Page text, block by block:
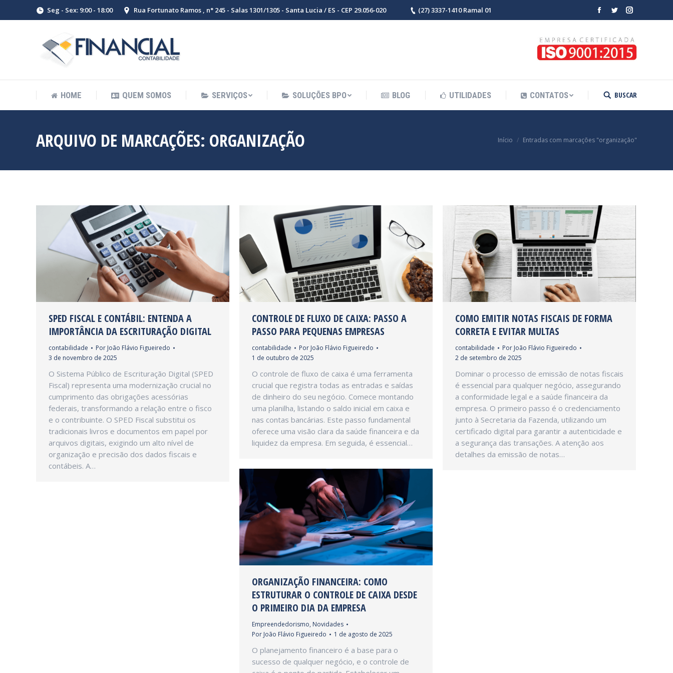
Seg - Sex: 9:00 - 18:00 Rua Fortunato Ramos , n° 245 - Salas 1301/1305 - Santa Lucia / ES - CEP 29.056-020 (27) 3337-1410 Ramal 01
Facebook
TwitterInstagram
HOME QUEM SOMOS SERVIÇOS SOLUÇÕES BPO BLOG UTILIDADES CONTATOS Search:
BUSCAR
ARQUIVO DE MARCAÇÕES: ORGANIZAÇÃO Início Entradas com marcações "organização"
SPED FISCAL E CONTÁBIL: ENTENDA A
IMPORTÂNCIA DA ESCRITURAÇÃO DIGITAL
contabilidade Por João Flávio Figueiredo
3 de novembro de 2025
O Sistema Público de Escrituração Digital (SPED
Fiscal) representa uma modernização crucial no
cumprimento das obrigações acessórias
federais, transformando a relação entre o fisco
e o contribuinte. O SPED Fiscal substitui os
tradicionais livros e documentos em papel por
arquivos digitais, exigindo um alto nível de
organização e precisão dos dados fiscais e
contábeis. A…
CONTROLE DE FLUXO DE CAIXA: PASSO A
PASSO PARA PEQUENAS EMPRESAS
contabilidade Por João Flávio Figueiredo
1 de outubro de 2025
O controle de fluxo de caixa é uma ferramenta
crucial que registra todas as entradas e saídas
de dinheiro do seu negócio. Comece montando
uma planilha, listando o saldo inicial em caixa e
nas contas bancárias. Este passo fundamental
oferece uma visão clara da saúde financeira e da
liquidez da empresa. Em seguida, é essencial…
COMO EMITIR NOTAS FISCAIS DE FORMA
CORRETA E EVITAR MULTAS
contabilidade Por João Flávio Figueiredo
2 de setembro de 2025
Dominar o processo de emissão de notas fiscais
é essencial para qualquer negócio, assegurando
a conformidade legal e a saúde financeira da
empresa. O primeiro passo é o credenciamento
junto à Secretaria da Fazenda, utilizando um
certificado digital para garantir a autenticidade e
a segurança das transações. A atenção aos
detalhes da emissão de notas…
ORGANIZAÇÃO FINANCEIRA: COMO
ESTRUTURAR O CONTROLE DE CAIXA DESDE
O PRIMEIRO DIA DA EMPRESA
Empreendedorismo, Novidades
Por João Flávio Figueiredo 1 de agosto de 2025
O planejamento financeiro é a base para o
sucesso de qualquer negócio, e o controle de